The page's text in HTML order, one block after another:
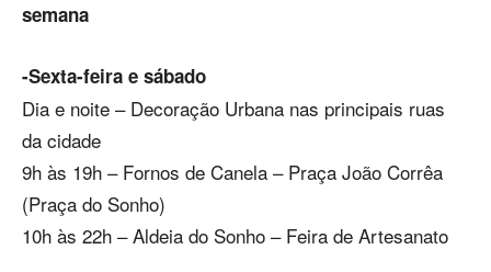
semana
-Sexta-feira e sábado
Dia e noite – Decoração Urbana nas principais ruas
da cidade
9h às 19h – Fornos de Canela – Praça João Corrêa
(Praça do Sonho)
10h às 22h – Aldeia do Sonho – Feira de Artesanato